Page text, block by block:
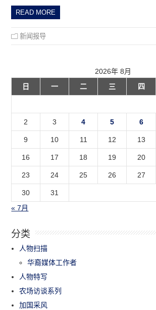
READ MORE
新闻报导
2026年 8月
日
一 二 三 四
2 3 4 5 6
9 10 11 12 13
16 17 18 19 20
23 24 25 26 27
30
31
« 7月
分类
人物扫描
华裔媒体工作者
人物特写
农场访谈系列
加国采风